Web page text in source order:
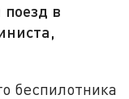
в
беспилотника